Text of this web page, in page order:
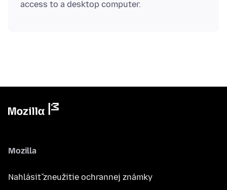
Mozilla
Nahlásiť zneužitie ochrannej známky